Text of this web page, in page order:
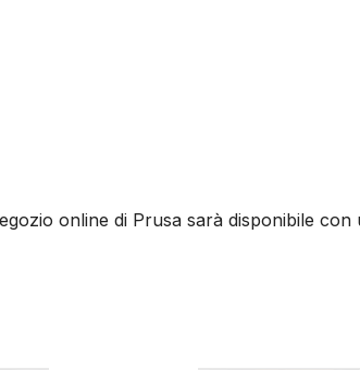
online di Prusa sarà disponibile con